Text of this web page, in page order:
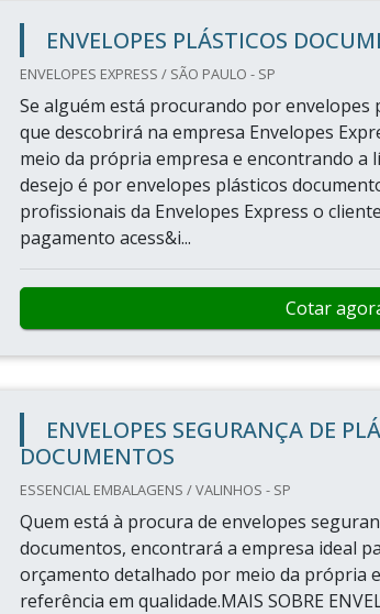
ENVELOPES PLÁSTICOS
ENVELOPES EXPRESS / SÃO PAULO - SP
Se alguém está procurando por envelopes
que descobrirá na empresa Envelopes
meio da própria empresa e encontrando a
desejo é por envelopes plásticos
profissionais da Envelopes Express o
pagamento acess&i...
Cotar
ENVELOPES SEGURANÇA DE
DOCUMENTOS
ESSENCIAL EMBALAGENS / VALINHOS - SP
Quem está à procura de envelopes
documentos, encontrará a empresa ideal
orçamento detalhado por meio da própria
referência em qualidade.MAIS SOBRE